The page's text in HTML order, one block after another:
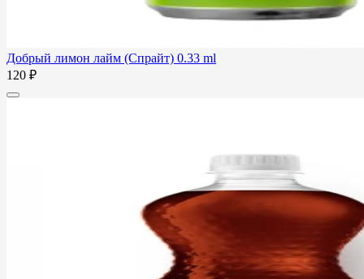
Добрый лимон лайм (Спрайт) 0.33 ml
120 ₽